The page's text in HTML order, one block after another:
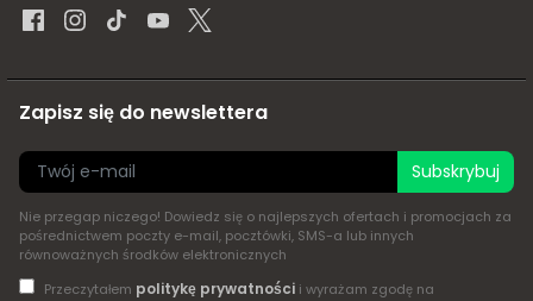
Zapisz się do newslettera
Subskrybuj
Nie przegap niczego! Dowiedz się o najlepszych ofertach i promocjach za
pośrednictwem poczty e-mail, pocztówki, SMS-a lub innych
równoważnych środków elektronicznych
Przeczytałem politykę prywatnościi wyrażam zgodę na